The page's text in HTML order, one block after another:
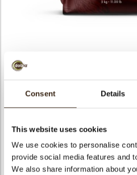
Consent Details
This website uses cookies
We use cookies to personalise
provide social media features and
We also share information about
RENO X
54,5%
ondersteunen. Door de uitstekende
uitgebalanceerde smaakprofiel dat
is aan uw recepturen.